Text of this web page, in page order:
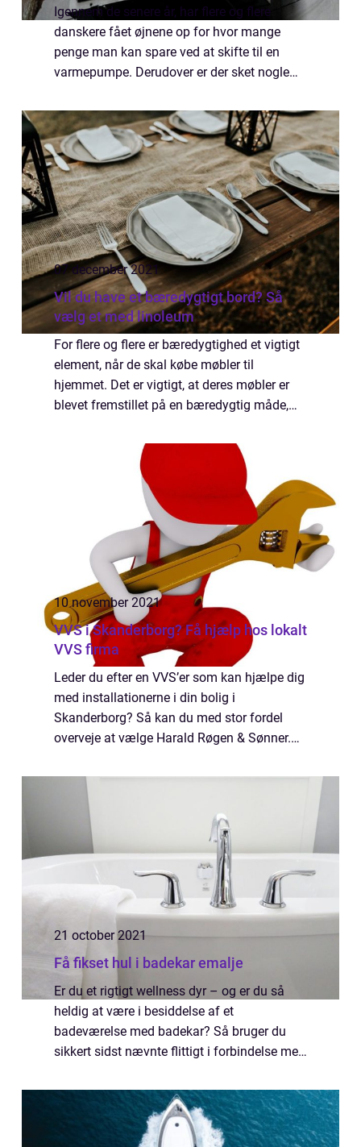
Igennem de senere år, har flere og flere
danskere fået øjnene op for hvor mange
penge man kan spare ved at skifte til en
varmepumpe. Derudover er der sket nogle
energipriserne er steget og steget, hvilket har
f...
07 december 2021
Vil du have et bæredygtigt bord? Så
vælg et med linoleum
For flere og flere er bæredygtighed et vigtigt
element, når de skal købe møbler til
hjemmet. Det er vigtigt, at deres møbler er
blevet fremstillet på en bæredygtig måde,
10 november 2021
VVS i Skanderborg? Få hjælp hos lokalt
VVS firma
Leder du efter en VVS’er som kan hjælpe dig
med installationerne i din bolig i
Skanderborg? Så kan du med stor fordel
overveje at vælge Harald Røgen & Sønner.
renoveringen Skal din bolig have et flot nyt
21 october 2021
Få fikset hul i badekar emalje
Er du et rigtigt wellness dyr – og er du så
heldig at være i besiddelse af et
badeværelse med badekar? Så bruger du
sikkert sidst nævnte flittigt i forbindelse med
du bør være ekstra obs på emaljen. Er der r...